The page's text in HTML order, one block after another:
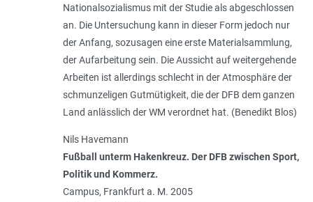
Nationalsozialismus mit der Studie als abgeschlossen
an. Die Untersuchung kann in dieser Form jedoch nur
der Anfang, sozusagen eine erste Materialsammlung,
der Aufarbeitung sein. Die Aussicht auf weitergehende
Arbeiten ist allerdings schlecht in der Atmosphäre der
schmunzeligen Gutmütigkeit, die der DFB dem ganzen
Land anlässlich der WM verordnet hat. (Benedikt Blos)
Nils Havemann
Fußball unterm Hakenkreuz. Der DFB zwischen Sport,
Politik und Kommerz.
Campus, Frankfurt a. M. 2005